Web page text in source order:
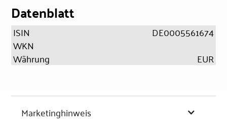
Datenblatt
ISIN
DE0005561674
WKN
Währung
EUR
Marketinghinweis